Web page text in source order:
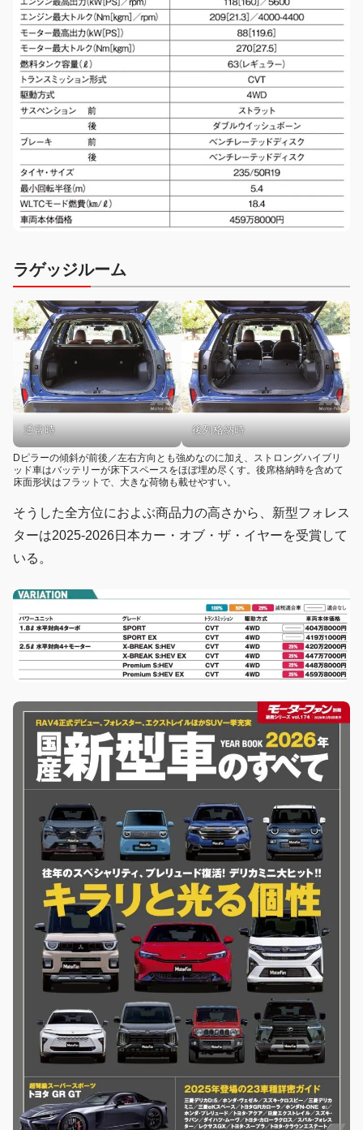
ラゲッジルーム
通常時 後列格納時
Dピラーの傾斜が前後／左右方向とも強めなのに加え、ストロングハイブリ
ッド車はバッテリーが床下スペースをほぼ埋め尽くす。後席格納時を含めて
床面形状はフラットで、大きな荷物も載せやすい。
そうした全方位におよぶ商品力の高さから、新型フォレス
ターは2025-2026日本カー・オブ・ザ・イヤーを受賞して
いる。